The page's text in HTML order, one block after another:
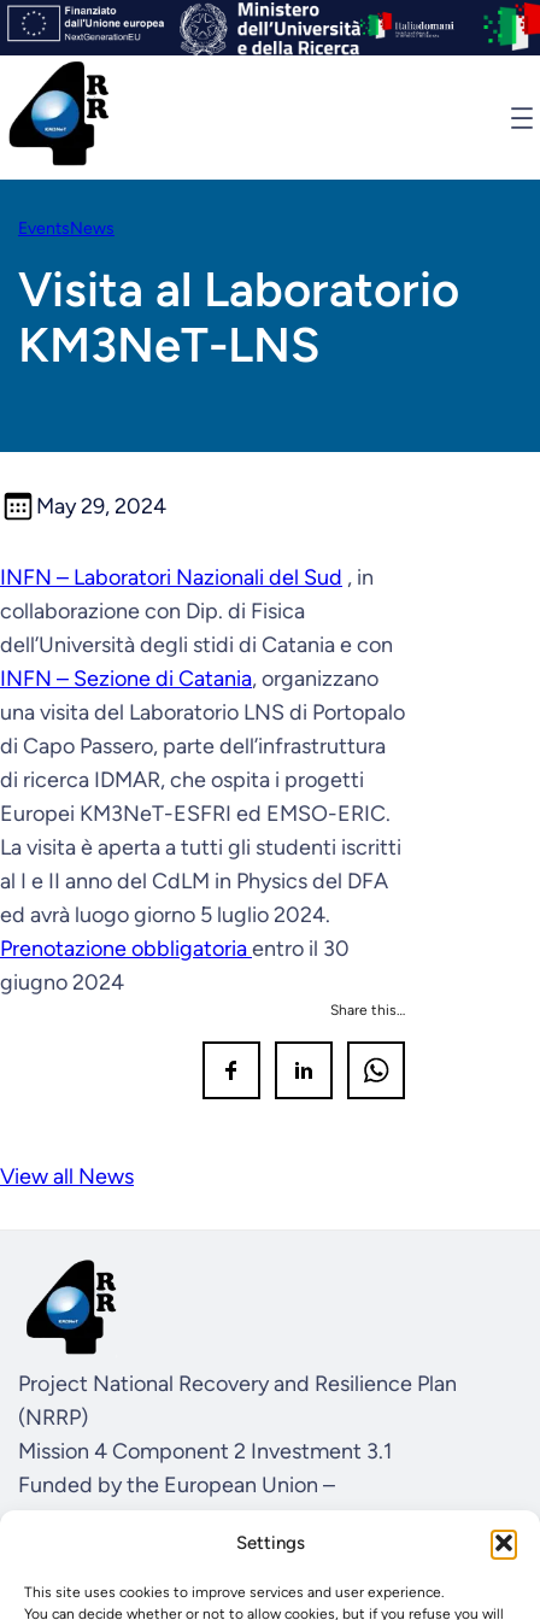
Settings
This site uses cookies to improve services and user experience.
You can decide whether or not to allow cookies, but if you refuse you will
Skip
to
content
EventsNews
Visita al Laboratorio
KM3NeT-LNS
May 29, 2024
INFN – Laboratori Nazionali del Sud , in
collaborazione con Dip. di Fisica
dell’Università degli stidi di Catania e con
INFN – Sezione di Catania, organizzano
una visita del Laboratorio LNS di Portopalo
di Capo Passero, parte dell’infrastruttura
di ricerca IDMAR, che ospita i progetti
Europei KM3NeT-ESFRI ed EMSO-ERIC.
La visita è aperta a tutti gli studenti iscritti
al I e II anno del CdLM in Physics del DFA
ed avrà luogo giorno 5 luglio 2024.
Prenotazione obbligatoriaentro il 30
giugno 2024
Share this…
View all News
Project National Recovery and Resilience Plan
(NRRP)
Mission 4 Component 2 Investment 3.1
Funded by the European Union –
CUP I57G21000040001
Concession Decree MUR No. n. Prot. 123 del